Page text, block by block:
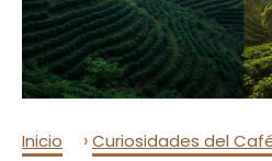
Inicio ›Curiosidades del